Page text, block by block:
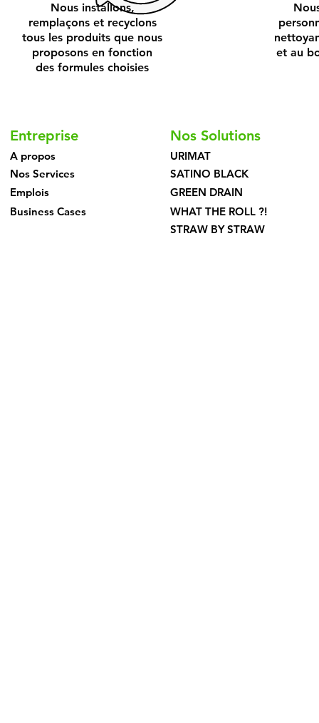
Nous installons,
remplaçons et recyclons
tous les produits que nous
proposons en fonction
des formules choisies
et au
Emplois
Nos Solutions
Entreprise
A propos
Nos Services
URIMAT
SATINO BLACK
Business Cases
GREEN DRAIN
WHAT THE ROLL ?!
STRAW BY STRAW